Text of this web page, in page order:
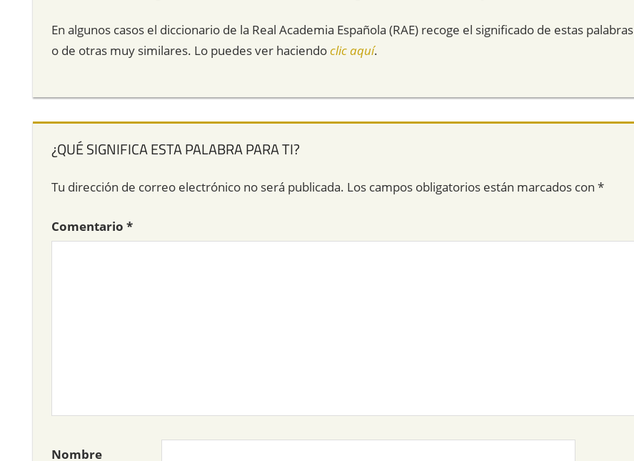
En algunos casos el diccionario de la Real Academia Española (RAE) recoge el significado de estas palabras
o de otras muy similares. Lo puedes ver haciendoclic aquí.
¿QUÉ SIGNIFICA ESTA PALABRA PARA TI?
Tu dirección de correo electrónico no será publicada. Los campos obligatorios están marcados con *
Comentario *
Nombre